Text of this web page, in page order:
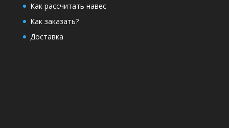
Как рассчитать навес
Как заказать?
Доставка